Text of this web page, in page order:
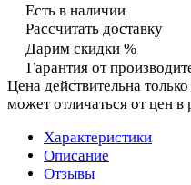
Есть в наличии
Рассчитать доставку
Дарим скидки %
Гарантия от
Цена действительна
может отличаться от цен
Характеристики
Описание
Отзывы